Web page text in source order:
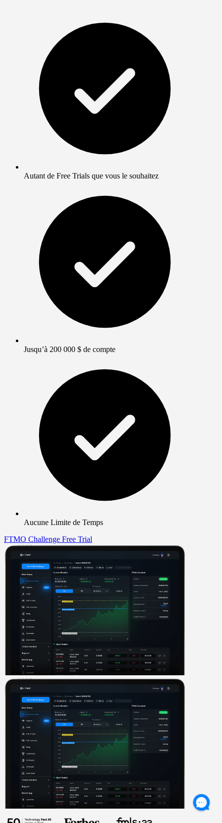
Autant de Free Trials que vous le souhaitez
Jusqu’à 200 000 $ de compte
Aucune Limite de Temps
FTMO Challenge Free Trial